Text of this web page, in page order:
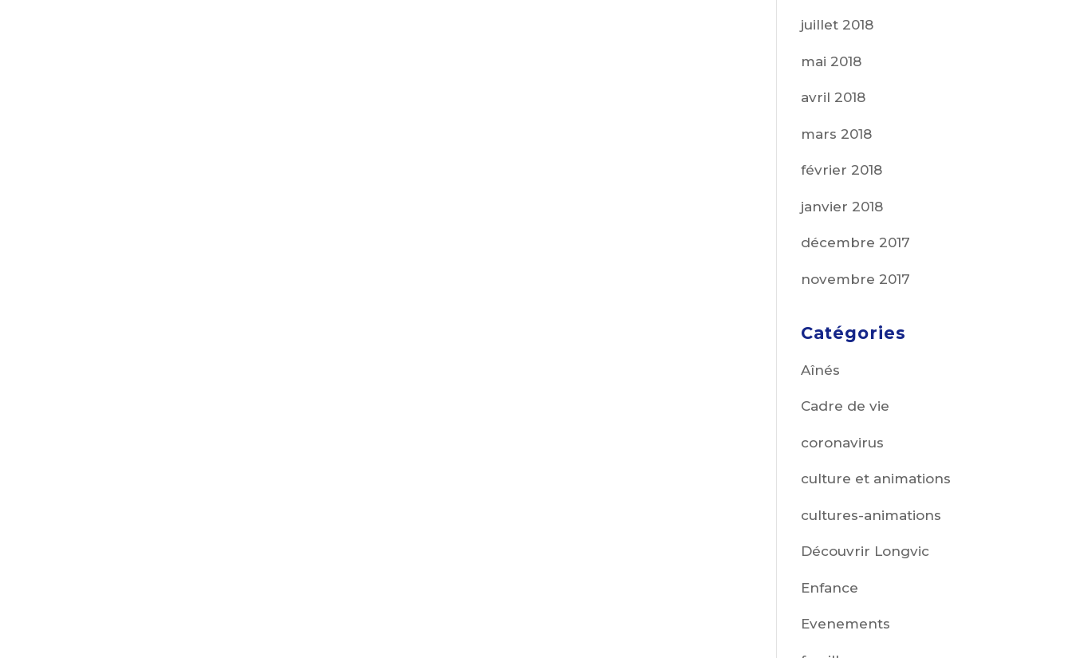
juillet 2018
mai 2018
avril 2018
mars 2018
février 2018
janvier 2018
décembre 2017
novembre 2017
Catégories
Aînés
Cadre de vie
coronavirus
culture et animations
cultures-animations
Découvrir Longvic
Enfance
Evenements